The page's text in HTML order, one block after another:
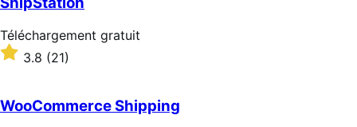
Téléchargement
gratuit
Téléchargement gratuit
Noté
5 étoiles
3.8 (21)
WooCommerce Shipping